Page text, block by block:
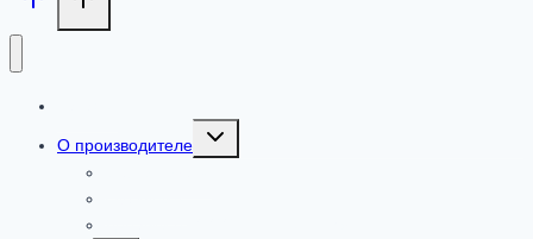
О производителе
Toggle